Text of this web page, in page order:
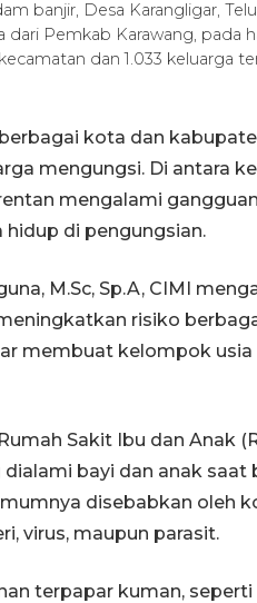
banjir, Desa Karangligar,
dari Pemkab Karawang, pada
dan 1.033 keluarga
kota dan
mengungsi. Di antara
mengalami
hidup di pengungsian.
M.Sc, Sp.A, CIMI
risiko
membuat kelompok usia
Sakit Ibu dan Anak
bayi dan anak saat
disebabkan oleh
virus, maupun parasit.
terpapar kuman,